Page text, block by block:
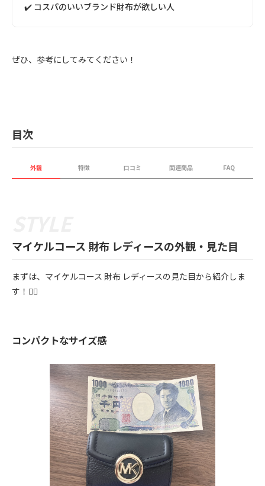
✔️ コスパのいいブランド財布が欲しい人
ぜひ、参考にしてみてください！
目次
外観 特徴 口コミ 関連商品 FAQ
マイケルコース 財布 レディースの外観・見た目
まずは、マイケルコース 財布 レディースの見た目から紹介しま
す！💁‍♀️
コンパクトなサイズ感